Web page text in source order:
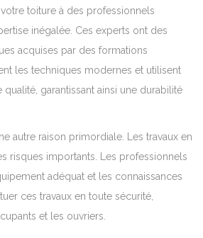
toiture à des professionnels
inégalée. Ces experts ont des
acquises par des formations
les techniques modernes et utilisent
qualité, garantissant ainsi une durabilité
autre raison primordiale. Les travaux en
risques importants. Les professionnels
adéquat et les connaissances
ces travaux en toute sécurité,
et les ouvriers.